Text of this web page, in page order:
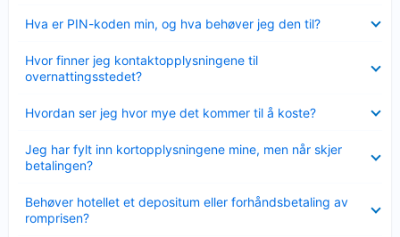
Hva er PIN-koden min, og hva behøver jeg den til?
mindre
Hvor finner jeg kontaktopplysningene til
overnattingsstedet?
mindre
Hvordan ser jeg hvor mye det kommer til å koste?
mindre
Jeg har fylt inn kortopplysningene mine, men når skjer
betalingen?
mindre
Behøver hotellet et depositum eller forhåndsbetaling av
romprisen?
mindre